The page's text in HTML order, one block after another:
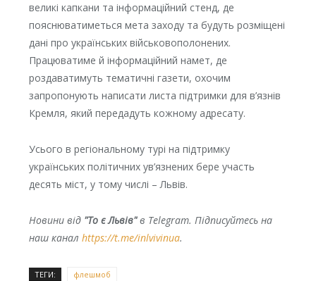
великі капкани та інформаційний стенд, де
пояснюватиметься мета заходу та будуть розміщені
дані про українських військовополонених.
Працюватиме й інформаційний намет, де
роздаватимуть тематичні газети, охочим
запропонують написати листа підтримки для в’язнів
Кремля, який передадуть кожному адресату.
Усього в регіональному турі на підтримку
українських політичних ув’язнених бере участь
десять міст, у тому числі – Львів.
Новини від "То є Львів"в Telegram. Підписуйтесь на
наш канал https://t.me/inlvivinua.
ТЕГИ: флешмоб